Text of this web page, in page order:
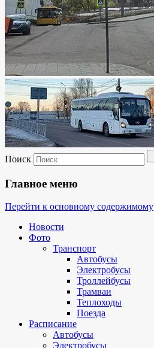
Поиск
Главное меню
Перейти к основному содержимому
Новости
Фото
Транспорт
Автобусы
Электробусы
Троллейбусы
Трамваи
Теплоходы
Поезда
Расписание
Автобусы
Электробусы